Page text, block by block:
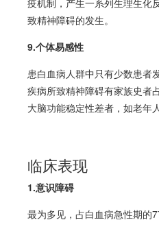
疫机制，产生一系列生理生化
致精神障碍的发生。
9.个体易感性
患白血病人群中只有少数患者
疾病所致精神障碍有家族史者
大脑功能稳定性差者，如老年
临床表现
1.意识障碍
最为多见，占白血病急性期的